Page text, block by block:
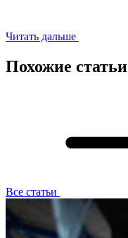
Читать дальше
Похожие статьи
Все статьи